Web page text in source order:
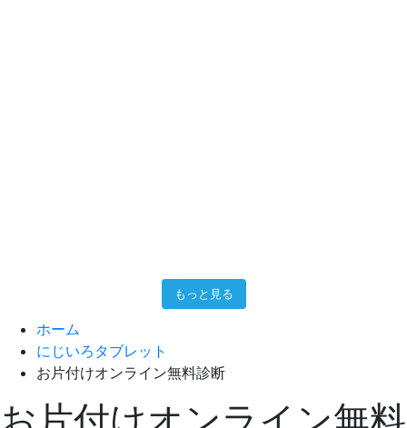
もっと見る
ホーム
にじいろタブレット
お片付けオンライン無料診断